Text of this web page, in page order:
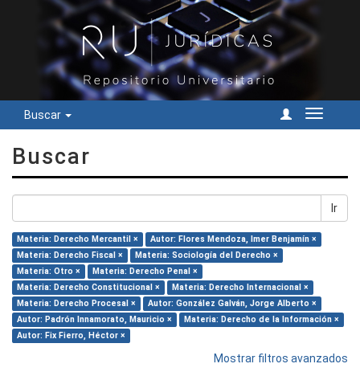
Buscar
Cambiar
Buscar
Ir
Materia: Derecho Mercantil ×
Autor: Flores Mendoza, Imer Benjamín ×
Materia: Derecho Fiscal ×
Materia: Sociología del Derecho ×
Materia: Otro ×
Materia: Derecho Penal ×
Materia: Derecho Constitucional ×
Materia: Derecho Internacional ×
Materia: Derecho Procesal ×
Autor: González Galván, Jorge Alberto ×
Autor: Padrón Innamorato, Mauricio ×
Materia: Derecho de la Información ×
Autor: Fix Fierro, Héctor ×
Mostrar filtros avanzados